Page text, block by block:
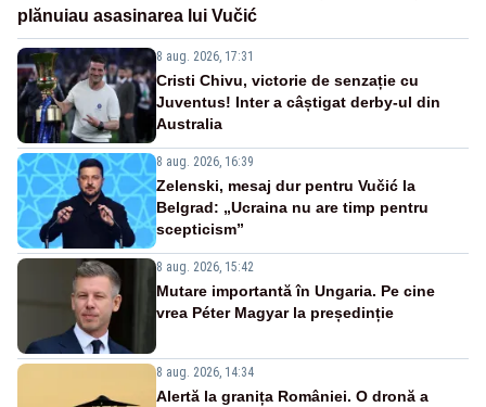
plănuiau asasinarea lui Vučić
8 aug. 2026, 17:31
Cristi Chivu, victorie de senzație cu
Juventus! Inter a câștigat derby-ul din
Australia
8 aug. 2026, 16:39
Zelenski, mesaj dur pentru Vučić la
Belgrad: „Ucraina nu are timp pentru
scepticism”
8 aug. 2026, 15:42
Mutare importantă în Ungaria. Pe cine
vrea Péter Magyar la președinție
8 aug. 2026, 14:34
Alertă la granița României. O dronă a